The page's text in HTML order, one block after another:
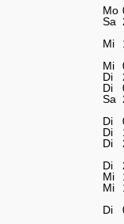
Mo
Sa
Mi
Mi
Di
Di
Sa
Di
Di
Di
Di
Mi
Mi
Di